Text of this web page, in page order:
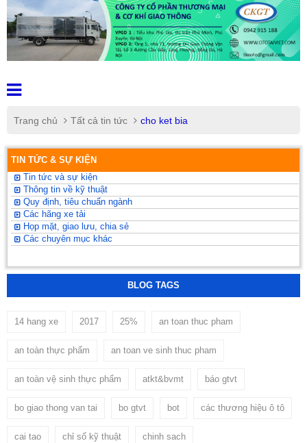
Trang chủ Tất cả tin tức cho ket bia
TIN TỨC & SỰ KIỆN
Tin tức và sự kiện
Thông tin về kỹ thuật
Quy định, tiêu chuẩn ngành
Các hãng xe tải
Họp mặt, giao lưu, chia sẻ
Các chuyên mục khác
BLOG TAGS
14 hang xe 2017 25% an toan thuc pham
an toàn thực phẩm an toan ve sinh thuc pham
an toàn vệ sinh thực phẩm atkt&bvmt báo gtvt
bo giao thong van tai bo gtvt bot các thương hiệu ô tô
cai tao chỉ số kỹ thuật chinh sach